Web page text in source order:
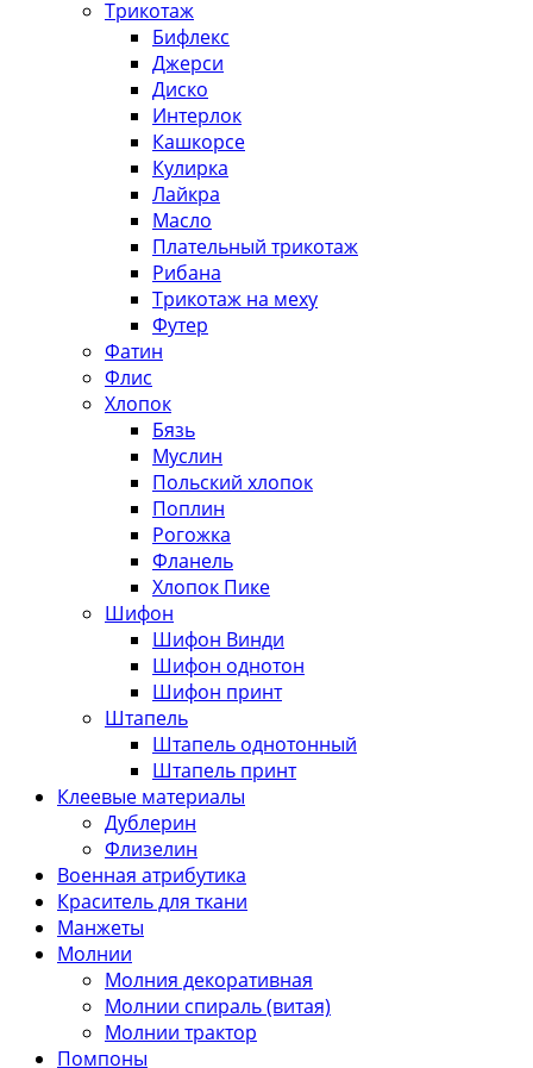
Трикотаж
Бифлекс
Джерси
Диско
Интерлок
Кашкорсе
Кулирка
Лайкра
Масло
Плательный трикотаж
Рибана
Трикотаж на меху
Футер
Фатин
Флис
Хлопок
Бязь
Муслин
Польский хлопок
Поплин
Рогожка
Фланель
Хлопок Пике
Шифон
Шифон Винди
Шифон однотон
Шифон принт
Штапель
Штапель однотонный
Штапель принт
Клеевые материалы
Дублерин
Флизелин
Военная атрибутика
Краситель для ткани
Манжеты
Молнии
Молния декоративная
Молнии спираль (витая)
Молнии трактор
Помпоны